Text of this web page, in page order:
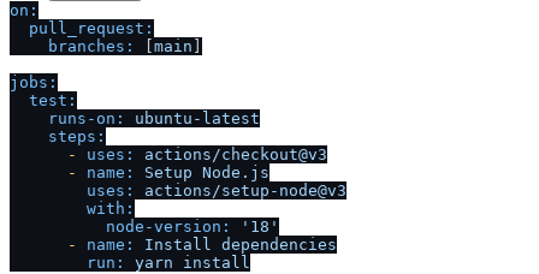
on:
pull_request:
branches:
main
jobs:
test:
runs-on:
ubuntu-latest
steps:
-
uses: actions/checkout@v3
-
name: Setup Node.js
uses:
actions/setup-node@v3
with:
node-version:
'18'
-
name: Install dependencies
run:
yarn install